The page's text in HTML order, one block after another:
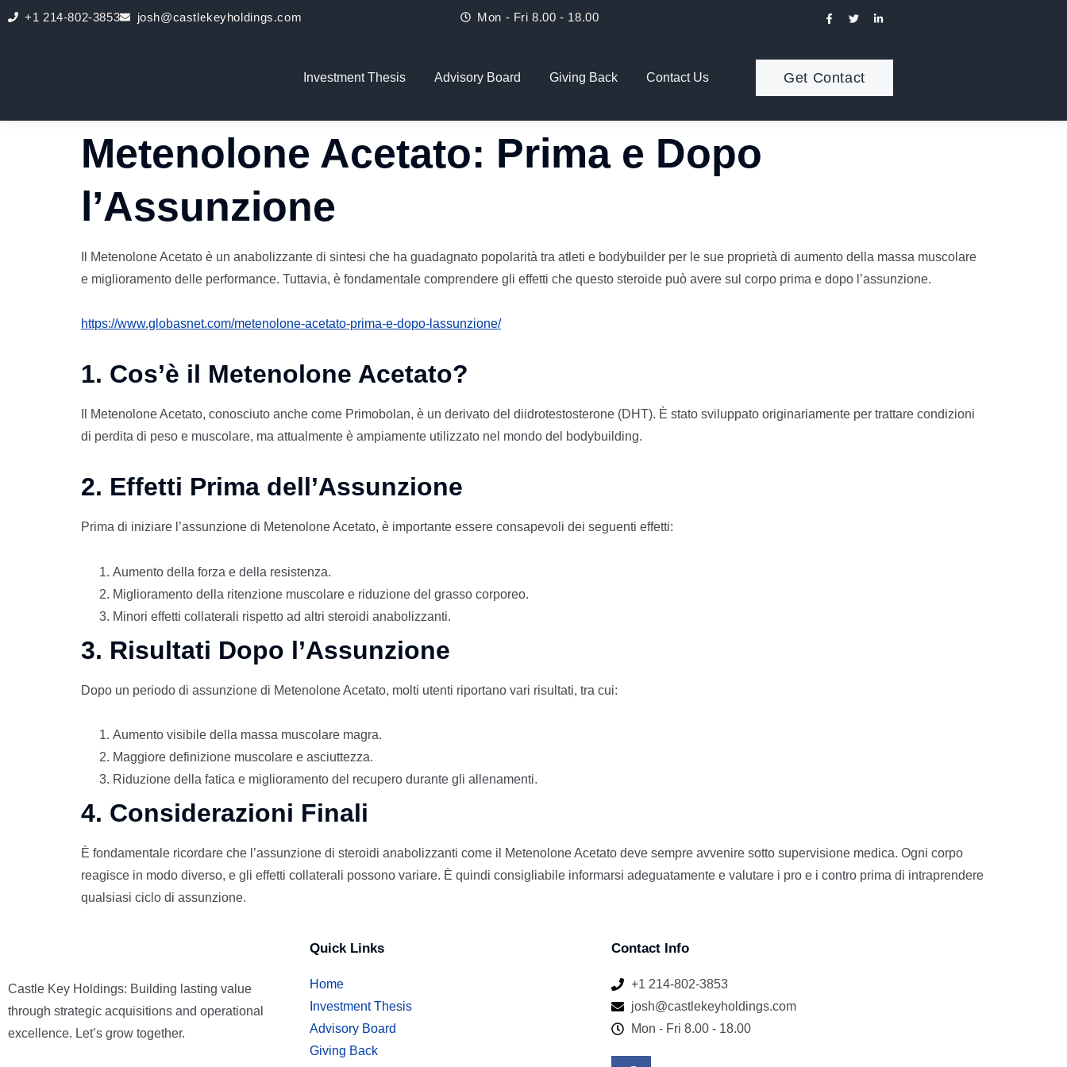
+1 214-802-3853 josh@castlekeyholdings.com Mon - Fri 8.00 - 18.00
Investment Thesis Advisory Board Giving Back Contact Us Get Contact
Metenolone Acetato: Prima e Dopo
l’Assunzione
Il Metenolone Acetato è un anabolizzante di sintesi che ha guadagnato popolarità tra atleti e bodybuilder per le sue proprietà di aumento della massa muscolare
e miglioramento delle performance. Tuttavia, è fondamentale comprendere gli effetti che questo steroide può avere sul corpo prima e dopo l’assunzione.
https://www.globasnet.com/metenolone-acetato-prima-e-dopo-lassunzione/
1. Cos’è il Metenolone Acetato?
Il Metenolone Acetato, conosciuto anche come Primobolan, è un derivato del diidrotestosterone (DHT). È stato sviluppato originariamente per trattare condizioni
di perdita di peso e muscolare, ma attualmente è ampiamente utilizzato nel mondo del bodybuilding.
2. Effetti Prima dell’Assunzione
Prima di iniziare l’assunzione di Metenolone Acetato, è importante essere consapevoli dei seguenti effetti:
Aumento della forza e della resistenza.
Miglioramento della ritenzione muscolare e riduzione del grasso corporeo.
Minori effetti collaterali rispetto ad altri steroidi anabolizzanti.
3. Risultati Dopo l’Assunzione
Dopo un periodo di assunzione di Metenolone Acetato, molti utenti riportano vari risultati, tra cui:
Aumento visibile della massa muscolare magra.
Maggiore definizione muscolare e asciuttezza.
Riduzione della fatica e miglioramento del recupero durante gli allenamenti.
4. Considerazioni Finali
È fondamentale ricordare che l’assunzione di steroidi anabolizzanti come il Metenolone Acetato deve sempre avvenire sotto supervisione medica. Ogni corpo
reagisce in modo diverso, e gli effetti collaterali possono variare. È quindi consigliabile informarsi adeguatamente e valutare i pro e i contro prima di intraprendere
qualsiasi ciclo di assunzione.
Castle Key Holdings: Building lasting value
through strategic acquisitions and operational
excellence. Let’s grow together.
Quick Links
Home
Investment Thesis
Advisory Board
Giving Back
Contact Info
+1 214-802-3853
josh@castlekeyholdings.com
Mon - Fri 8.00 - 18.00